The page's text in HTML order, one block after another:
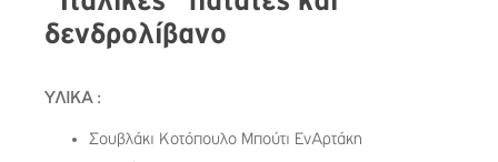
δενδρολίβανο
ΥΛΙΚΑ :
Σουβλάκι Κοτόπουλο Μπούτι ΕνΑρτάκη